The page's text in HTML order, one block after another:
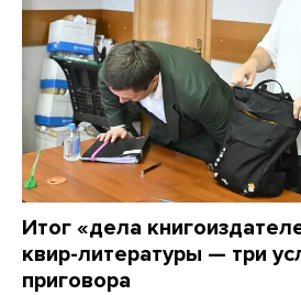
Итог «дела
квир-литературы — три
приговора